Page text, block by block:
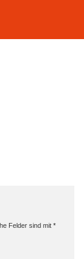
Felder sind mit *